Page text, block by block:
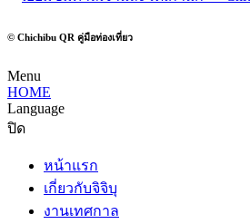
© Chichibu QR คู่มือท่องเที่ยว
Menu
HOME
Language
ปิด
หน้าแรก
เกี่ยวกับจิจิบุ
งานเทศกาล